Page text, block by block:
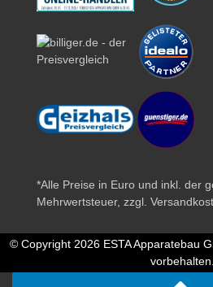
*Alle Preise in Euro und inkl. der
Mehrwertsteuer, zzgl.
© Copyright 2026 ESTA Apparatebau
vorbehalten.